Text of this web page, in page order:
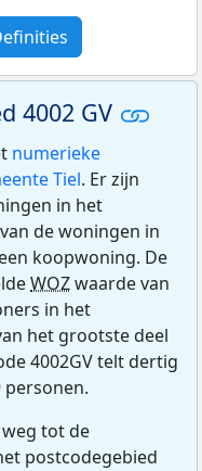
4002 GV
numerieke
Tiel. Er zijn
in het
de woningen in
koopwoning. De
WOZwaarde van
in het
het grootste deel
4002GV telt dertig
personen.
tot de
postcodegebied